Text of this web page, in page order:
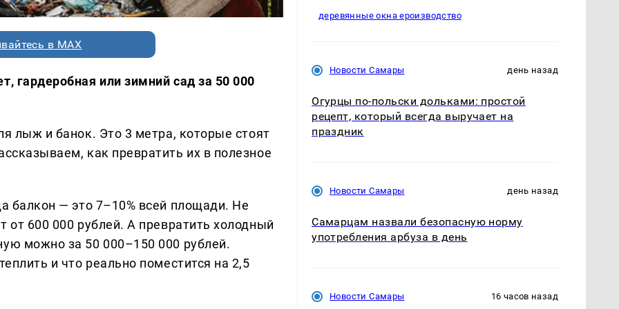
в MAX
гардеробная или зимний сад за 50 000
лыж и банок. Это 3 метра, которые стоят
как превратить их в полезное
балкон — это 7–10% всей площади. Не
600 000 рублей. А превратить холодный
можно за 50 000–150 000 рублей.
и что реально поместится на 2,5
деревянные окна ероизводство
Новости Самары день назад
Огурцы по‑польски дольками: простой
рецепт, который всегда выручает на
праздник
Новости Самары день назад
Самарцам назвали безопасную норму
употребления арбуза в день
Новости Самары 16 часов назад